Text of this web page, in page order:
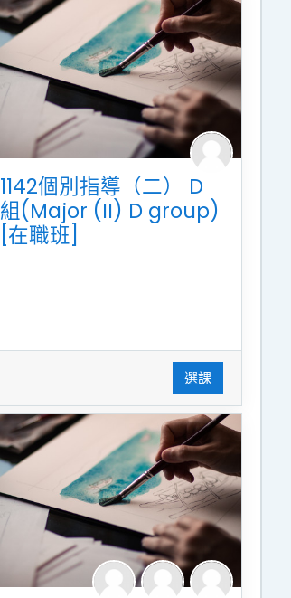
1142個別指導（二） D
組(Major (II) D group)
[在職班]
選課